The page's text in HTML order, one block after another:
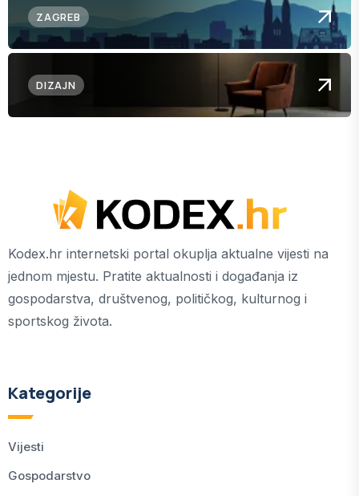
ZAGREB
DIZAJN
Kodex.hr internetski portal okuplja aktualne vijesti na
jednom mjestu. Pratite aktualnosti i događanja iz
gospodarstva, društvenog, političkog, kulturnog i
sportskog života.
Kategorije
Vijesti
Gospodarstvo